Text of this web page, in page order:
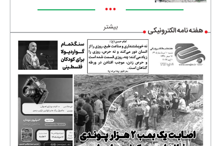
•••
بیشتر هفته نامه الکترونیکی